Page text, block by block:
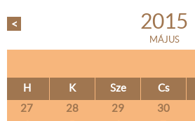
< 2015
MÁJUS
H K Sze Cs
27
28 29 30